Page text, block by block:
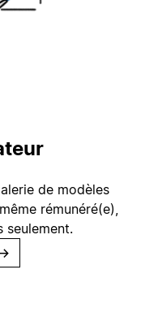
de modèles
rémunéré(e),
seulement.
→